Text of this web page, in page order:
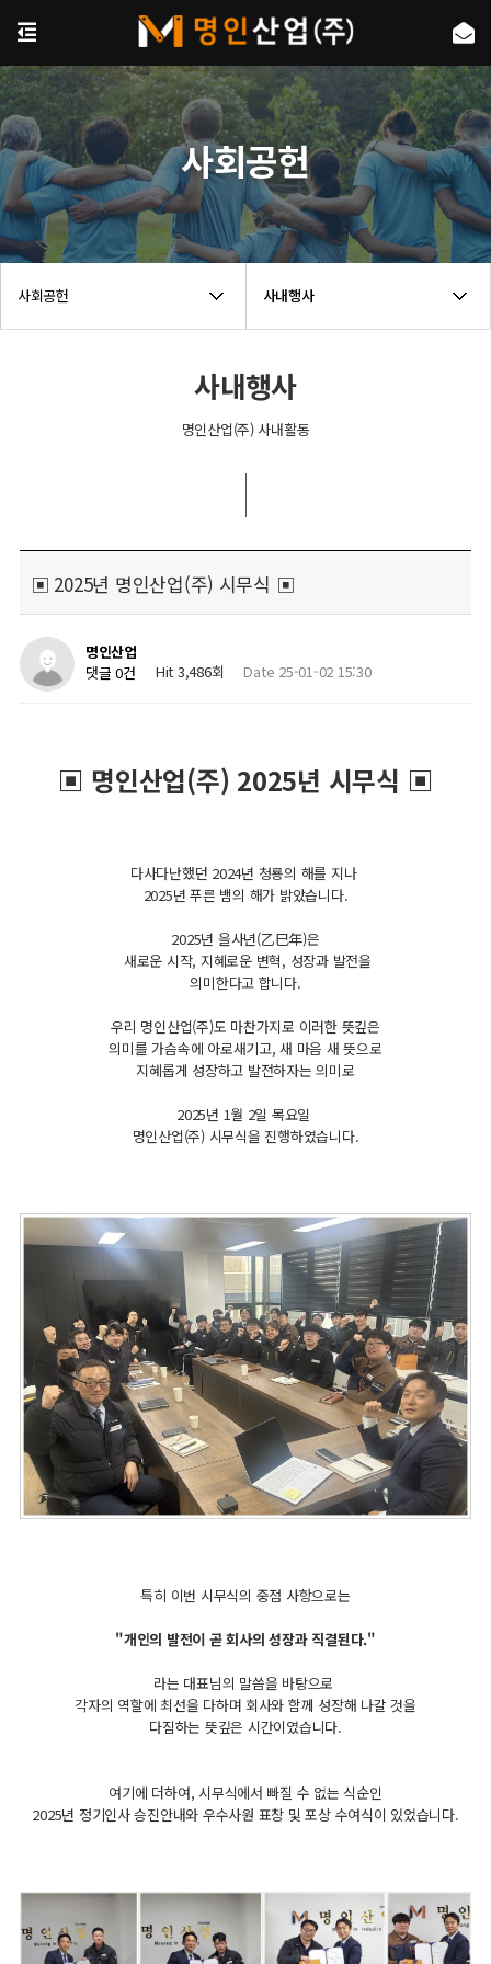
사회공헌 사내행사
사회공헌
사내행사
명인산업(주) 사내활동
▣ 2025년 명인산업(주) 시무식 ▣
명인산업
댓글 0건
Hit 3,486회 Date 25-01-02 15:30
▣ 명인산업(주) 2025년 시무식 ▣
다사다난했던 2024년 청룡의 해를 지나
2025년 푸른 뱀의 해가 밝았습니다.
2025년 을사년(乙巳年)은
새로운 시작, 지혜로운 변혁, 성장과 발전을
의미한다고 합니다.
우리 명인산업(주)도 마찬가지로 이러한 뜻깊은
의미를 가슴속에 아로새기고, 새 마음 새 뜻으로
지혜롭게 성장하고 발전하자는 의미로
2025년 1월 2일 목요일
명인산업(주) 시무식을 진행하였습니다.
특히 이번 시무식의 중점 사항으로는
"개인의 발전이 곧 회사의 성장과 직결된다."
라는 대표님의 말씀을 바탕으로
각자의 역할에 최선을 다하며 회사와 함께 성장해 나갈 것을
다짐하는 뜻깊은 시간이였습니다.
여기에 더하여, 시무식에서 빠질 수 없는 식순인
2025년 정기인사 승진안내와 우수사원 표창 및 포상 수여식이 있었습니다.